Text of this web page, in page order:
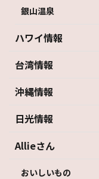
銀山温泉
ハワイ情報
台湾情報
沖縄情報
日光情報
Allieさん
おいしいもの